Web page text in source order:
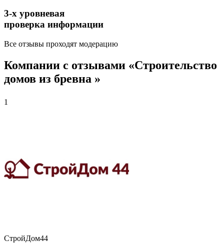
3-х уровневая
проверка информации
Все отзывы проходят модерацию
Компании с отзывами «Строительство
домов из бревна »
1
СтройДом44